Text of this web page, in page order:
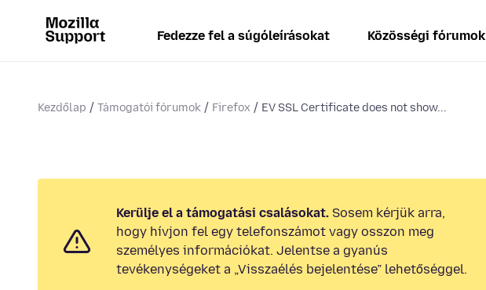
Fedezze fel a súgóleírásokat Közösségi fórumok
Kezdőlap Támogatói fórumok Firefox EV SSL Certificate does not show...
Kerülje el a támogatási csalásokat. Sosem kérjük arra,
hogy hívjon fel egy telefonszámot vagy osszon meg
személyes információkat. Jelentse a gyanús
tevékenységeket a „Visszaélés bejelentése” lehetőséggel.